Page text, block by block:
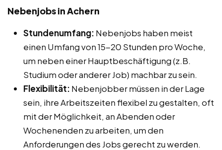
Nebenjobs in Achern
Stundenumfang: Nebenjobs haben meist
einen Umfang von 15-20 Stunden pro Woche,
um neben einer Hauptbeschäftigung (z.B.
Studium oder anderer Job) machbar zu sein.
Flexibilität: Nebenjobber müssen in der Lage
sein, ihre Arbeitszeiten flexibel zu gestalten, oft
mit der Möglichkeit, an Abenden oder
Wochenenden zu arbeiten, um den
Anforderungen des Jobs gerecht zu werden.